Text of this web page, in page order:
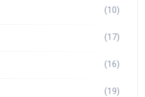
(10)
(17)
(16)
(19)